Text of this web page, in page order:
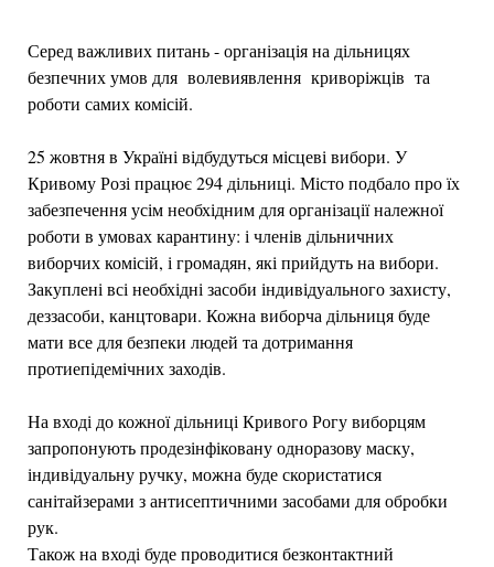
Серед важливих питань - організація на дільницях
безпечних умов для волевиявлення криворіжців та
роботи самих комісій.
25 жовтня в Україні відбудуться місцеві вибори. У
Кривому Розі працює 294 дільниці. Місто подбало про їх
забезпечення усім необхідним для організації належної
роботи в умовах карантину: і членів дільничних
виборчих комісій, і громадян, які прийдуть на вибори.
Закуплені всі необхідні засоби індивідуального захисту,
деззасоби, канцтовари. Кожна виборча дільниця буде
мати все для безпеки людей та дотримання
протиепідемічних заходів.
На вході до кожної дільниці Кривого Рогу виборцям
запропонують продезінфіковану одноразову маску,
індивідуальну ручку, можна буде скористатися
санітайзерами з антисептичними засобами для обробки
рук.
Також на вході буде проводитися безконтактний